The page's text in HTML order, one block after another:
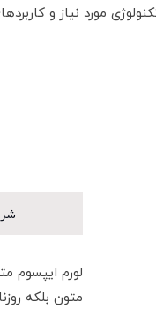
مورد نیاز و
لورم ایپسوم
متون بلکه